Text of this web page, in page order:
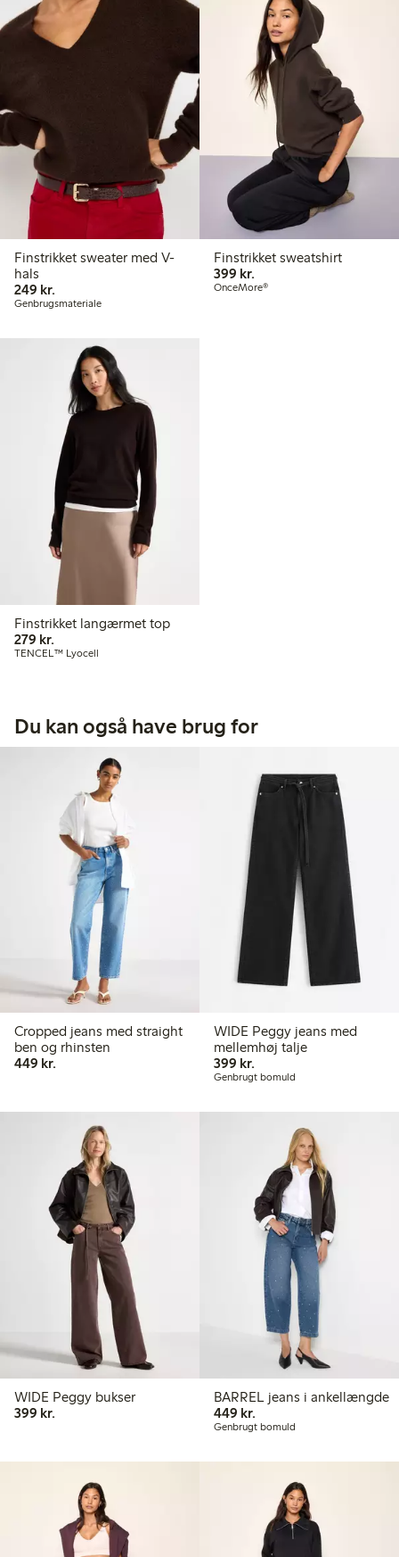
Finstrikket sweater med V-
hals
249 kr.
Genbrugsmateriale
Finstrikket sweatshirt
399 kr.399,00 kr.
OnceMore®
Finstrikket langærmet top
279 kr.
TENCEL™ Lyocell
Du kan også have brug for
Cropped jeans med straight
ben og rhinsten
449 kr.
WIDE Peggy jeans med
mellemhøj talje
399 kr.399,00 kr.
Genbrugt bomuld
WIDE Peggy bukser
399 kr.
BARREL jeans i ankellængde
449 kr.449,00 kr.
Genbrugt bomuld